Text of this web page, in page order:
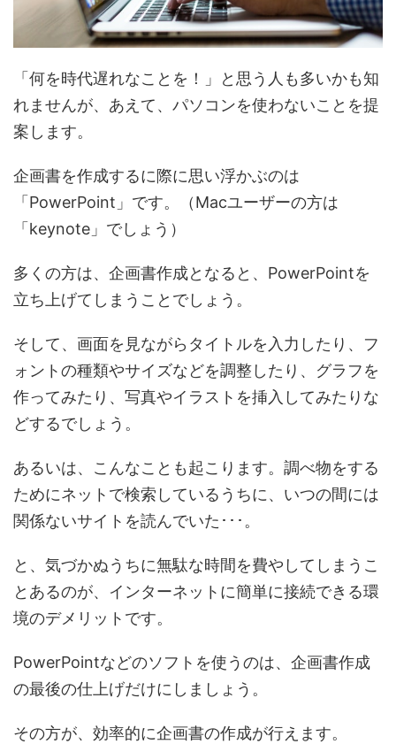
「何を時代遅れなことを！」と思う人も多いかも知
れませんが、あえて、パソコンを使わないことを提
案します。
企画書を作成するに際に思い浮かぶのは
「PowerPoint」です。（Macユーザーの方は
「keynote」でしょう）
多くの方は、企画書作成となると、PowerPointを
立ち上げてしまうことでしょう。
そして、画面を見ながらタイトルを入力したり、フ
ォントの種類やサイズなどを調整したり、グラフを
作ってみたり、写真やイラストを挿入してみたりな
どするでしょう。
あるいは、こんなことも起こります。調べ物をする
ためにネットで検索しているうちに、いつの間には
関係ないサイトを読んでいた･･･。
と、気づかぬうちに無駄な時間を費やしてしまうこ
とあるのが、インターネットに簡単に接続できる環
境のデメリットです。
PowerPointなどのソフトを使うのは、企画書作成
の最後の仕上げだけにしましょう。
その方が、効率的に企画書の作成が行えます。